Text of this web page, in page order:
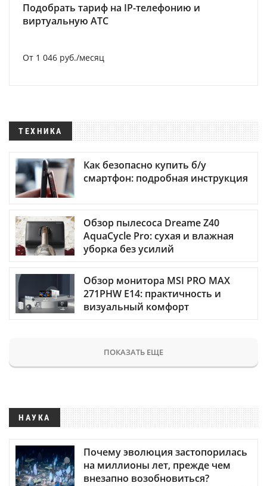
Подобрать тариф на IP-телефонию и
виртуальную АТС
От 1 046 руб./месяц
ТЕХНИКА
Как безопасно купить б/у
смартфон: подробная инструкция
Обзор пылесоса Dreame Z40
AquaCycle Pro: сухая и влажная
уборка без усилий
Обзор монитора MSI PRO MAX
271PHW E14: практичность и
визуальный комфорт
ПОКАЗАТЬ ЕЩЕ
НАУКА
Почему эволюция застопорилась
на миллионы лет, прежде чем
внезапно возобновиться?